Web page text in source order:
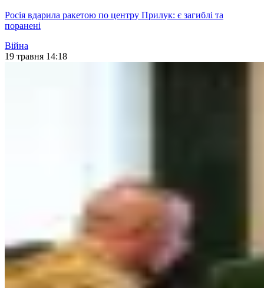
Росія вдарила ракетою по центру Прилук: є загиблі та
поранені
Війна
19 травня 14:18